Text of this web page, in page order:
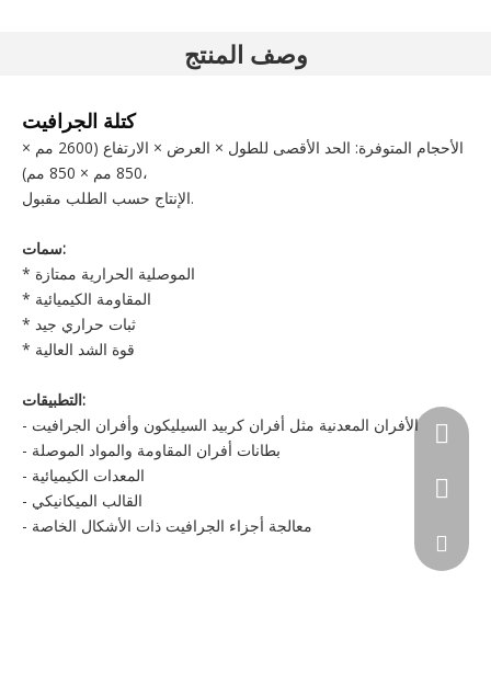
وصف المنتج
كتلة الجرافيت
الأحجام المتوفرة: الحد الأقصى للطول × العرض × الارتفاع (2600 مم ×
850 مم × 850 مم)،
الإنتاج حسب الطلب مقبول.
سمات:
* الموصلية الحرارية ممتازة
* المقاومة الكيميائية
* ثبات حراري جيد
* قوة الشد العالية
التطبيقات:
- الأفران المعدنية مثل أفران كربيد السيليكون وأفران الجرافيت
- بطانات أفران المقاومة والمواد الموصلة
- المعدات الكيميائية
- القالب الميكانيكي
- معالجة أجزاء الجرافيت ذات الأشكال الخاصة
+86-